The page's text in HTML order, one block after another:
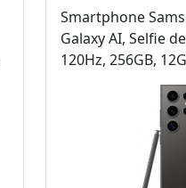
Smartphone
Galaxy AI, Selfie
120Hz, 256GB,